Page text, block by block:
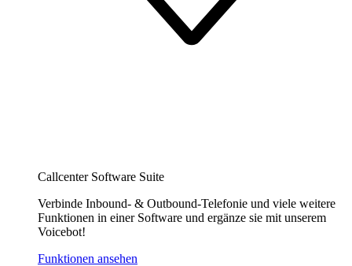
Callcenter Software Suite
Verbinde Inbound- & Outbound-Telefonie und viele weitere
Funktionen in einer Software und ergänze sie mit unserem
Voicebot!
Funktionen ansehen